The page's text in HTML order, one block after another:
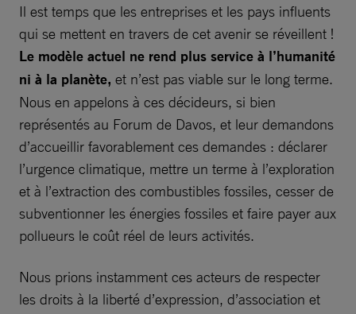
Il est temps que les entreprises et les pays influents
qui se mettent en travers de cet avenir se réveillent !
Le modèle actuel ne rend plus service à l’humanité
ni à la planète, et n’est pas viable sur le long terme.
Nous en appelons à ces décideurs, si bien
représentés au Forum de Davos, et leur demandons
d’accueillir favorablement ces demandes : déclarer
l’urgence climatique, mettre un terme à l’exploration
et à l’extraction des combustibles fossiles, cesser de
subventionner les énergies fossiles et faire payer aux
pollueurs le coût réel de leurs activités.
Nous prions instamment ces acteurs de respecter
les droits à la liberté d’expression, d’association et